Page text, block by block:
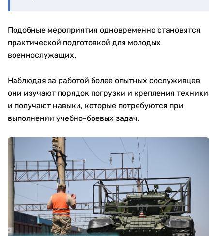
Подобные мероприятия одновременно становятся
практической подготовкой для молодых
военнослужащих.
Наблюдая за работой более опытных сослуживцев,
они изучают порядок погрузки и крепления техники
и получают навыки, которые потребуются при
выполнении учебно-боевых задач.